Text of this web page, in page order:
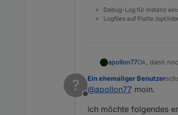
Debug-Log für Instanz
Logfiles auf Platte /opt/
apollon77Ok, dann
sonst zum
?
Offline
Ein ehemaliger Benutzer
@apollon77 moin.
ich möchte folgendes